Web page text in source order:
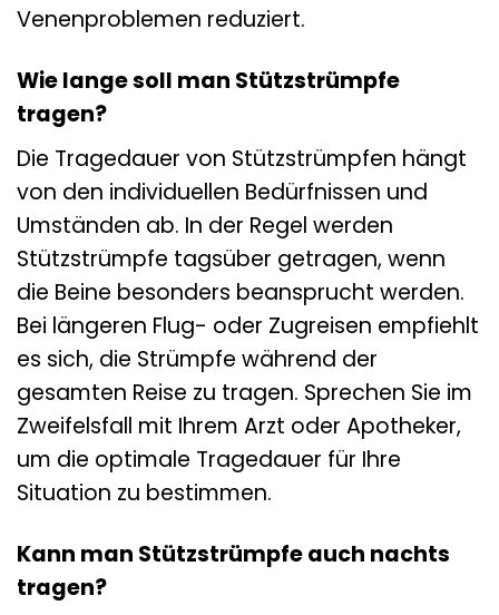
Venenproblemen reduziert.
Wie lange soll man Stützstrümpfe
tragen?
Die Tragedauer von Stützstrümpfen hängt
von den individuellen Bedürfnissen und
Umständen ab. In der Regel werden
Stützstrümpfe tagsüber getragen, wenn
die Beine besonders beansprucht werden.
Bei längeren Flug- oder Zugreisen empfiehlt
es sich, die Strümpfe während der
gesamten Reise zu tragen. Sprechen Sie im
Zweifelsfall mit Ihrem Arzt oder Apotheker,
um die optimale Tragedauer für Ihre
Situation zu bestimmen.
Kann man Stützstrümpfe auch nachts
tragen?